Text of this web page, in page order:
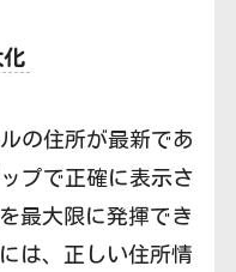
化
の住所が最新であ
プで正確に表示さ
最大限に発揮でき
は、正しい住所情